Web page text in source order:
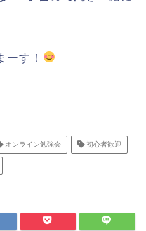
ーす！
オンライン勉強会 初心者歓迎